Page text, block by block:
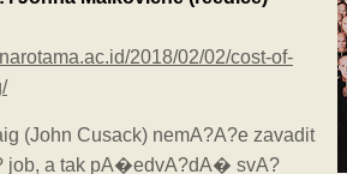
2018/02/02/cost-of-
(John Cusack) nemA?A?e zavadit
job, a tak pA�edvA?dA� svA?